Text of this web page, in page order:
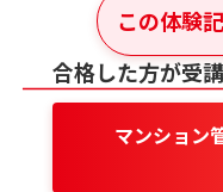
この体験
合格した方が受
マンション